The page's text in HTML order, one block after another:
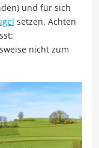
und für sich
setzen. Achten
nicht zum